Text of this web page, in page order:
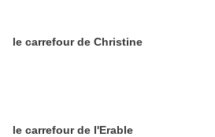
le carrefour de Christine
le carrefour de l'Erable